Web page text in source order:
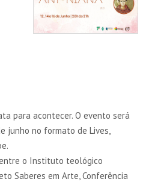
para acontecer. O evento será
junho no formato de Lives,
o Instituto teológico
Saberes em Arte, Conferência